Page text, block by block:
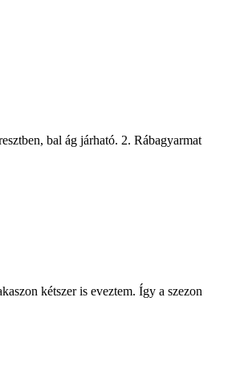
bal ág járható. 2. Rábagyarmat
kétszer is eveztem. Így a szezon